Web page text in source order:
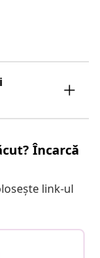
Încarcă
link-ul